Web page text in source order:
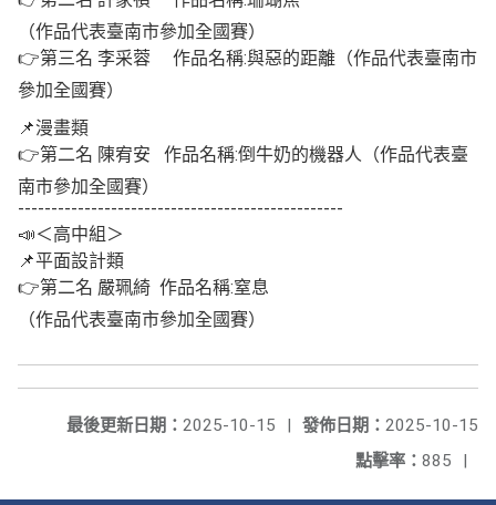
（作品代表臺南市參加全國賽）
👉第三名 李采蓉 作品名稱:與惡的距離（作品代表臺南市
參加全國賽）
📌漫畫類
👉第二名 陳宥安 作品名稱:倒牛奶的機器人（作品代表臺
南市參加全國賽）
-------------------------------------------------
📣＜高中組＞
📌平面設計類
👉第二名 嚴珮綺 作品名稱:窒息
（作品代表臺南市參加全國賽）
發佈日期： 2025-10-15
最後更新日期： 2025-10-15
|
點擊率： 885 |